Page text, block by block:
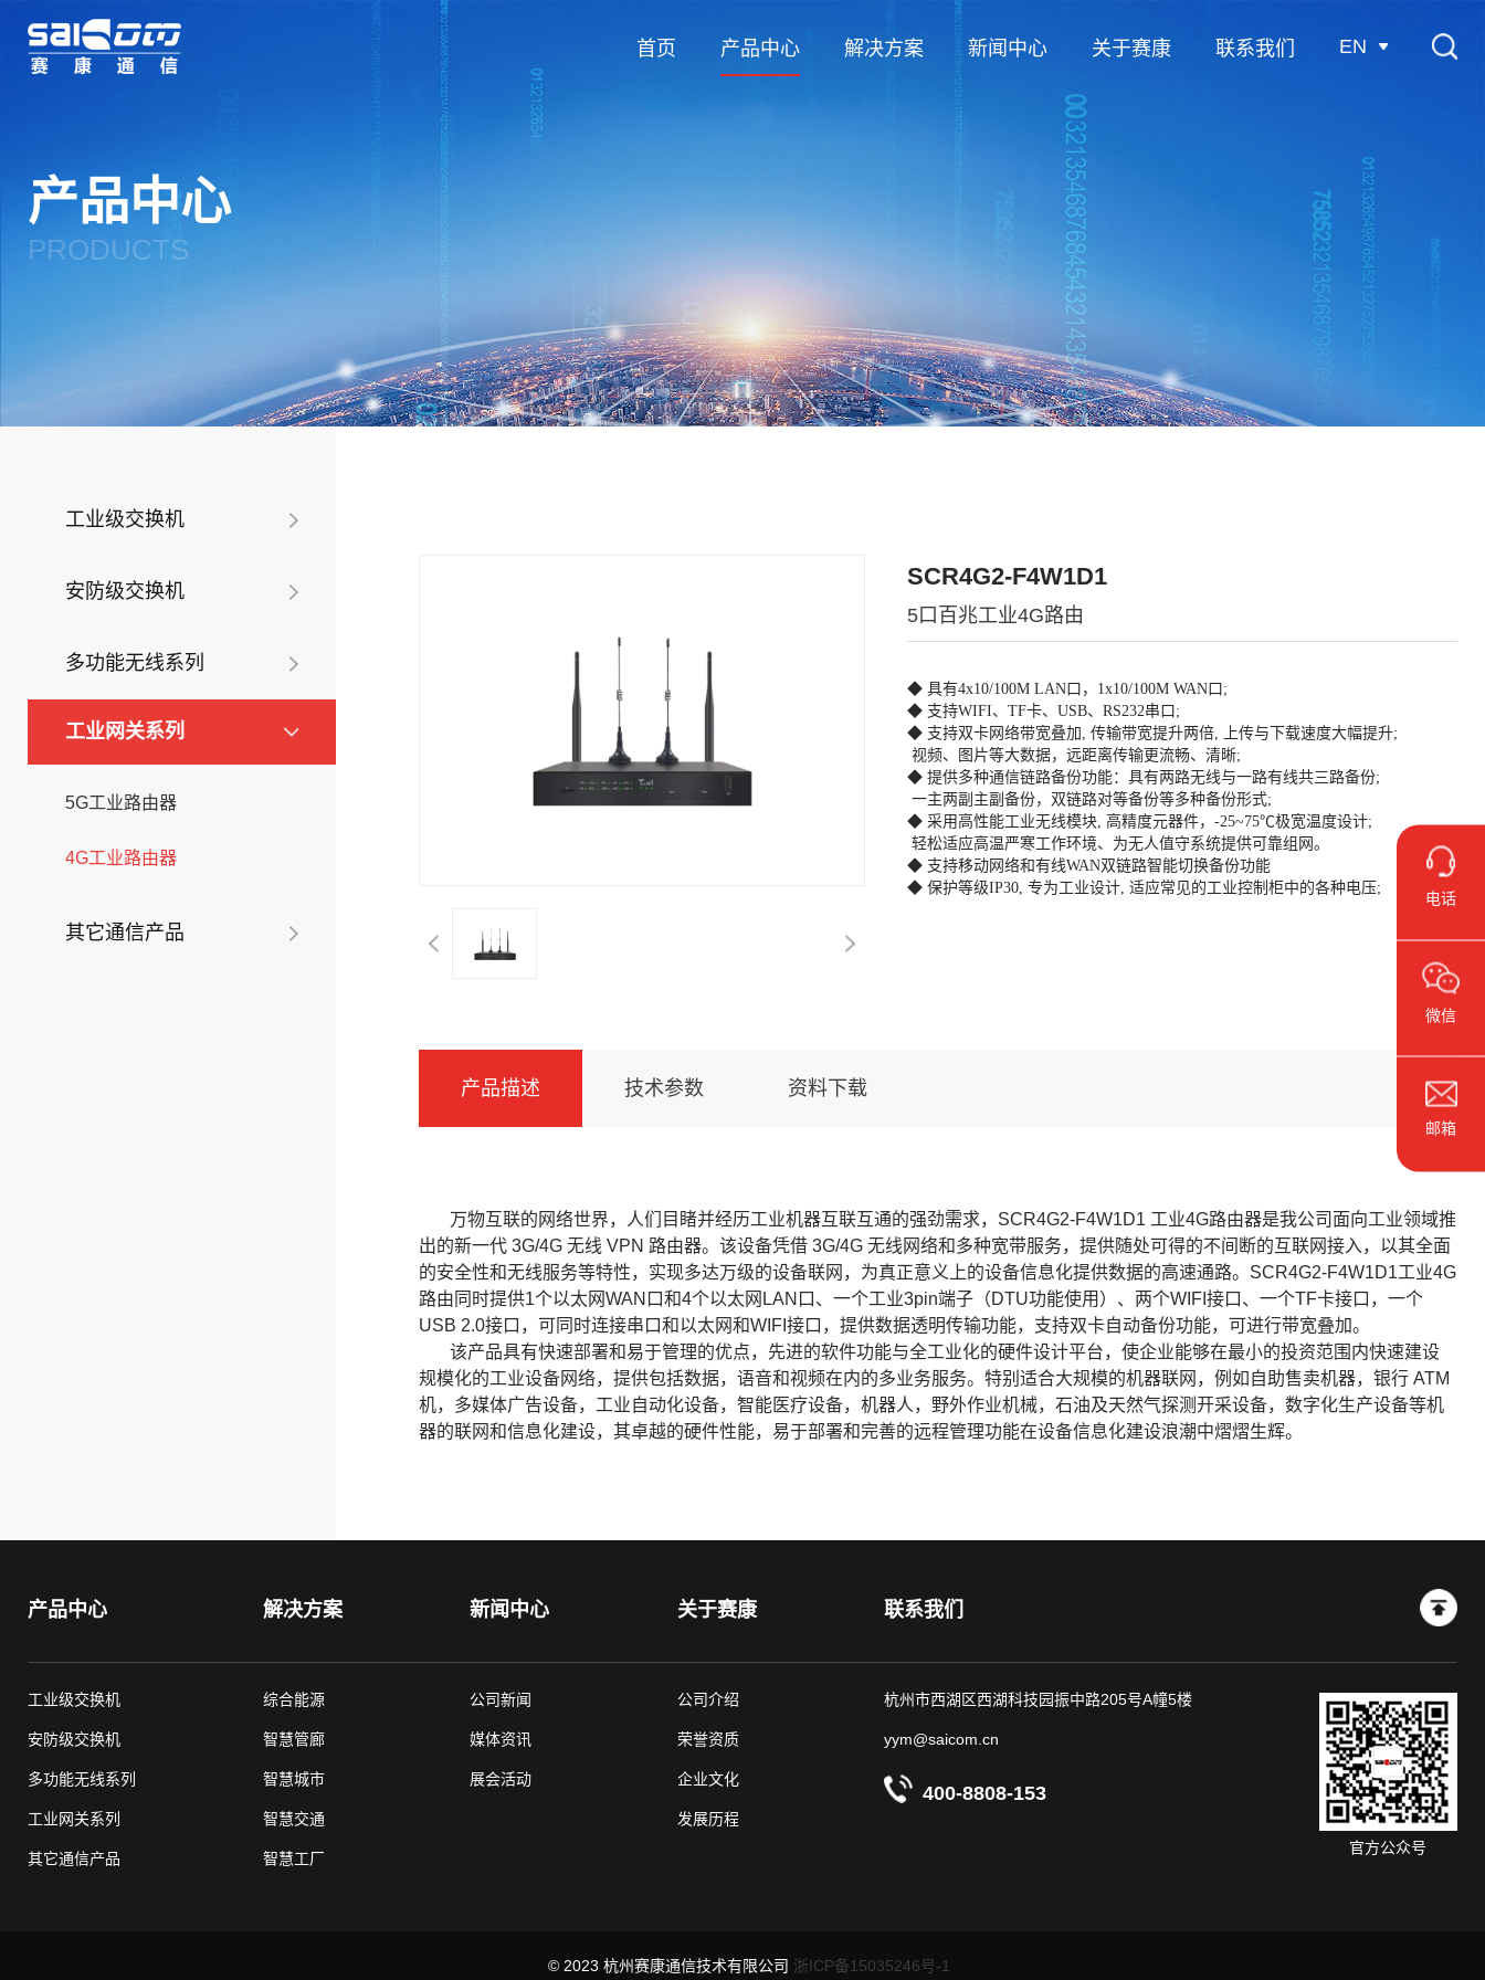
首页 产品中心 解决方案 新闻中心 关于赛康 联系我们 EN
产品中心
PRODUCTS
工业级交换机
安防级交换机
多功能无线系列
工业网关系列
5G工业路由器
4G工业路由器
其它通信产品
SCR4G2-F4W1D1
5口百兆工业4G路由
◆ 具有4x10/100M LAN口，1x10/100M WAN口;
◆ 支持WIFI、TF卡、USB、RS232串口;
◆ 支持双卡网络带宽叠加, 传输带宽提升两倍, 上传与下载速度大幅提升;
视频、图片等大数据，远距离传输更流畅、清晰;
◆ 提供多种通信链路备份功能：具有两路无线与一路有线共三路备份;
一主两副主副备份，双链路对等备份等多种备份形式;
◆ 采用高性能工业无线模块, 高精度元器件，-25~75℃极宽温度设计;
轻松适应高温严寒工作环境、为无人值守系统提供可靠组网。
◆ 支持移动网络和有线WAN双链路智能切换备份功能
◆ 保护等级IP30, 专为工业设计, 适应常见的工业控制柜中的各种电压;
产品描述 技术参数 资料下载
万物互联的网络世界，人们目睹并经历工业机器互联互通的强劲需求，SCR4G2-F4W1D1 工业4G路由器是我公司面向工业领域推
出的新一代 3G/4G 无线 VPN 路由器。该设备凭借 3G/4G 无线网络和多种宽带服务，提供随处可得的不间断的互联网接入，以其全面
的安全性和无线服务等特性，实现多达万级的设备联网，为真正意义上的设备信息化提供数据的高速通路。SCR4G2-F4W1D1工业4G
路由同时提供1个以太网WAN口和4个以太网LAN口、一个工业3pin端子（DTU功能使用）、两个WIFI接口、一个TF卡接口，一个
USB 2.0接口，可同时连接串口和以太网和WIFI接口，提供数据透明传输功能，支持双卡自动备份功能，可进行带宽叠加。
该产品具有快速部署和易于管理的优点，先进的软件功能与全工业化的硬件设计平台，使企业能够在最小的投资范围内快速建设
规模化的工业设备网络，提供包括数据，语音和视频在内的多业务服务。特别适合大规模的机器联网，例如自助售卖机器，银行 ATM
机，多媒体广告设备，工业自动化设备，智能医疗设备，机器人，野外作业机械，石油及天然气探测开采设备，数字化生产设备等机
器的联网和信息化建设，其卓越的硬件性能，易于部署和完善的远程管理功能在设备信息化建设浪潮中熠熠生辉。
产品中心
工业级交换机
安防级交换机
多功能无线系列
工业网关系列
其它通信产品
解决方案
综合能源
智慧管廊
智慧城市
智慧交通
智慧工厂
新闻中心
公司新闻
媒体资讯
展会活动
关于赛康
公司介绍
荣誉资质
企业文化
发展历程
联系我们
杭州市西湖区西湖科技园振中路205号A幢5楼
yym@saicom.cn
400-8808-153
官方公众号
© 2023 杭州赛康通信技术有限公司 浙ICP备15035246号-1
电话
微信
邮箱